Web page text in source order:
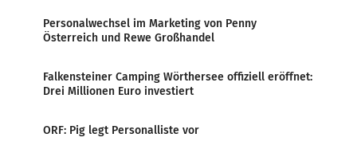
Personalwechsel im Marketing von Penny
Österreich und Rewe Großhandel
Falkensteiner Camping Wörthersee offiziell eröffnet:
Drei Millionen Euro investiert
ORF: Pig legt Personalliste vor